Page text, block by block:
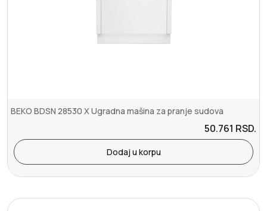
BEKO BDSN 28530 X Ugradna mašina za pranje sudova
50.761 RSD.
Dodaj u korpu